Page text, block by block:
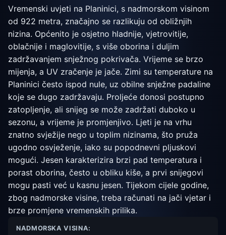
Vremenski uvjeti na Planinici, s nadmorskom visinom
od 922 metra, značajno se razlikuju od obližnjih
nizina. Općenito je osjetno hladnije, vjetrovitije,
oblačnije i maglovitije, s više oborina i duljim
zadržavanjem snježnog pokrivača. Vrijeme se brzo
mijenja, a UV zračenje je jače. Zimi su temperature na
Planinici često ispod nule, uz obilne snježne padaline
koje se dugo zadržavaju. Proljeće donosi postupno
zatopljenje, ali snijeg se može zadržati duboko u
sezonu, a vrijeme je promjenjivo. Ljeti je na vrhu
znatno svježije nego u toplim nizinama, što pruža
ugodno osvježenje, iako su popodnevni pljuskovi
mogući. Jesen karakterizira brzi pad temperatura i
porast oborina, često u obliku kiše, a prvi snijegovi
mogu pasti već u kasnu jesen. Tijekom cijele godine,
zbog nadmorske visine, treba računati na jači vjetar i
brze promjene vremenskih prilika.
NADMORSKA VISINA: